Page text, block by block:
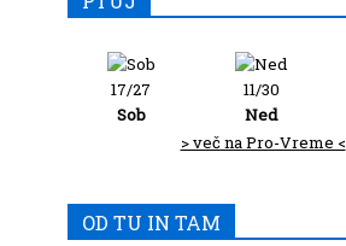
17/27
Sob
11/30
Ned
> več na Pro-Vreme <
OD TU IN TAM